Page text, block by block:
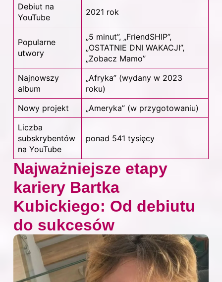
Debiut na
YouTube
2021 rok
Popularne
utwory
„5 minut”, „FriendSHIP”,
„OSTATNIE DNI WAKACJI”,
„Zobacz Mamo”
Najnowszy
album
„Afryka” (wydany w 2023
roku)
Nowy projekt
„Ameryka” (w przygotowaniu)
Liczba
subskrybentów
na YouTube
ponad 541 tysięcy
Najważniejsze etapy
kariery Bartka
Kubickiego: Od debiutu
do sukcesów